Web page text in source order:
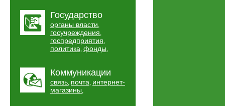
Государство
органы власти,
госучреждения,
госпредприятия,
политика, фонды,
Коммуникации
связь, почта, интернет-
магазины,